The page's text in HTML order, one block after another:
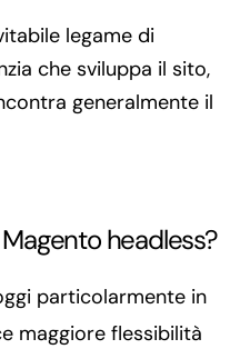
legame di
che sviluppa il sito,
generalmente il
headless?
particolarmente in
maggiore flessibilità